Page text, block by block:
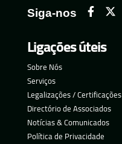
Siga-nos
Ligações úteis
Sobre Nós
Serviços
Legalizações / Certificações
Directório de Associados
Notícias & Comunicados
Política de Privacidade